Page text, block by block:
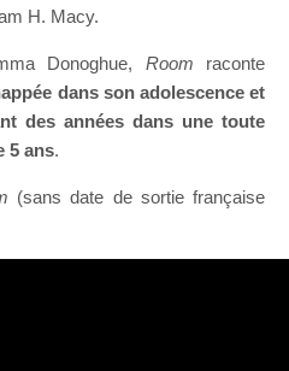
H. Macy.
Donoghue, Room raconte
dans son adolescence et
des années dans une toute
5 ans.
(sans date de sortie française